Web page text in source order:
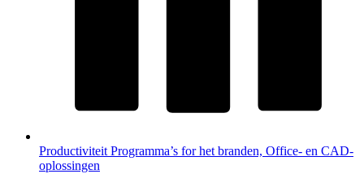
Productiviteit Programma’s for het branden, Office- en CAD-
oplossingen